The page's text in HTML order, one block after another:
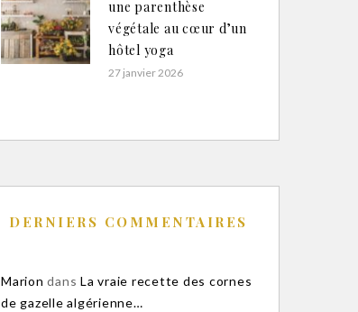
une parenthèse
végétale au cœur d’un
hôtel yoga
27 janvier 2026
DERNIERS COMMENTAIRES
Marion dans La vraie recette des cornes
de gazelle algérienne…